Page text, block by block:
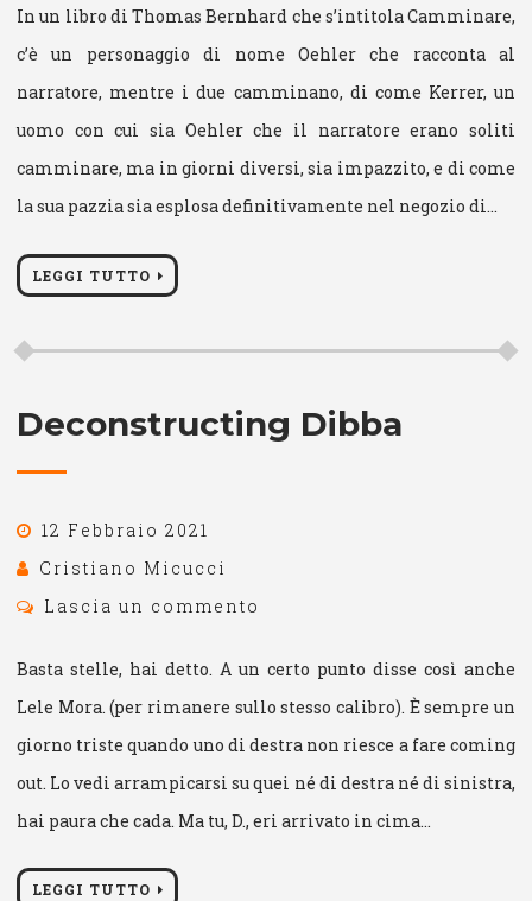
In un libro di Thomas Bernhard che s’intitola Camminare,
c’è un personaggio di nome Oehler che racconta al
narratore, mentre i due camminano, di come Kerrer, un
uomo con cui sia Oehler che il narratore erano soliti
camminare, ma in giorni diversi, sia impazzito, e di come
la sua pazzia sia esplosa definitivamente nel negozio di…
LEGGI TUTTO
Deconstructing Dibba
12 Febbraio 2021
Cristiano Micucci
Lascia un commento
Basta stelle, hai detto. A un certo punto disse così anche
Lele Mora. (per rimanere sullo stesso calibro). È sempre un
giorno triste quando uno di destra non riesce a fare coming
out. Lo vedi arrampicarsi su quei né di destra né di sinistra,
hai paura che cada. Ma tu, D., eri arrivato in cima…
LEGGI TUTTO